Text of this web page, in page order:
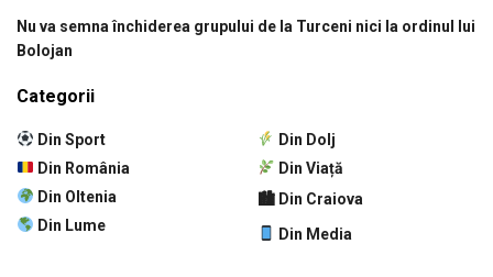
Nu va semna închiderea grupului de la Turceni nici la ordinul lui
Bolojan
Categorii
Din Sport
Din România
Din Oltenia
Din Lume
Din Dolj
Din Viață
🏙 Din Craiova
Din Media